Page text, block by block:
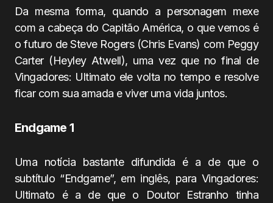
Da mesma forma, quando a personagem mexe
com a cabeça do Capitão América, o que vemos é
o futuro de Steve Rogers (Chris Evans) com Peggy
Carter (Heyley Atwell), uma vez que no final de
Vingadores: Ultimato ele volta no tempo e resolve
ficar com sua amada e viver uma vida juntos.
Endgame 1
Uma notícia bastante difundida é a de que o
subtítulo “Endgame”, em inglês, para Vingadores:
Ultimato é a de que o Doutor Estranho tinha